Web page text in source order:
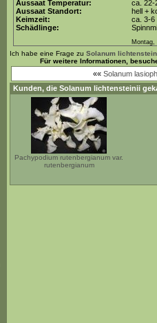
Aussaat Temperatur:
ca. 22-
Aussaat Standort:
hell +
Keimzeit:
ca. 3-6
Schädlinge:
Montag,
Ich habe eine Frage zu Solanum
Für weitere Informationen,
«« Solanum
Kunden, die Solanum lichtensteinii
Pachypodium rutenbergianum var.
rutenbergianum